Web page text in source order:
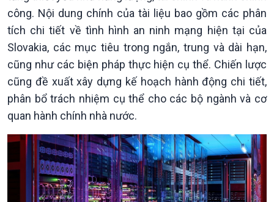
Tin Chính trị
Chính phủ với người dân
Quốc hội với cử tri
Xây dựng đảng
Đảng trong cuộc sống
Nhận diện sự thật
Pháp luật và đời sống
Tin thế giới
Vấn đề quốc tế
Hồ sơ sự kiện quốc tế
Thế giới & Việt Nam
Biên cương - Một dải vững
bền
công. Nội dung chính của tài liệu bao gồm các phân
tích chi tiết về tình hình an ninh mạng hiện tại của
Slovakia, các mục tiêu trong ngắn, trung và dài hạn,
cũng như các biện pháp thực hiện cụ thể. Chiến lược
cũng đề xuất xây dựng kế hoạch hành động chi tiết,
phân bổ trách nhiệm cụ thể cho các bộ ngành và cơ
quan hành chính nhà nước.